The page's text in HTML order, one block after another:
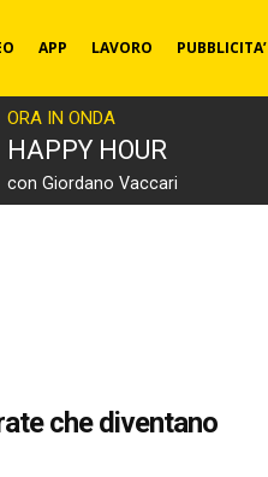
APP LAVORO PUBBLICITA’
ORA IN ONDA
HAPPY HOUR
con Giordano Vaccari
che diventano